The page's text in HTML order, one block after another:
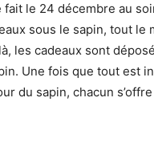
le 24 décembre au
sous le sapin, tout le
les cadeaux sont
Une fois que tout est
du sapin, chacun